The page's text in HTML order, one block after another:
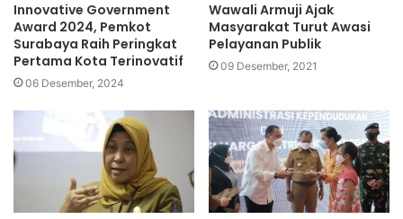
Innovative Government
Award 2024, Pemkot
Surabaya Raih Peringkat
Pertama Kota Terinovatif
06 Desember, 2024
Wawali Armuji Ajak
Masyarakat Turut Awasi
Pelayanan Publik
09 Desember, 2021